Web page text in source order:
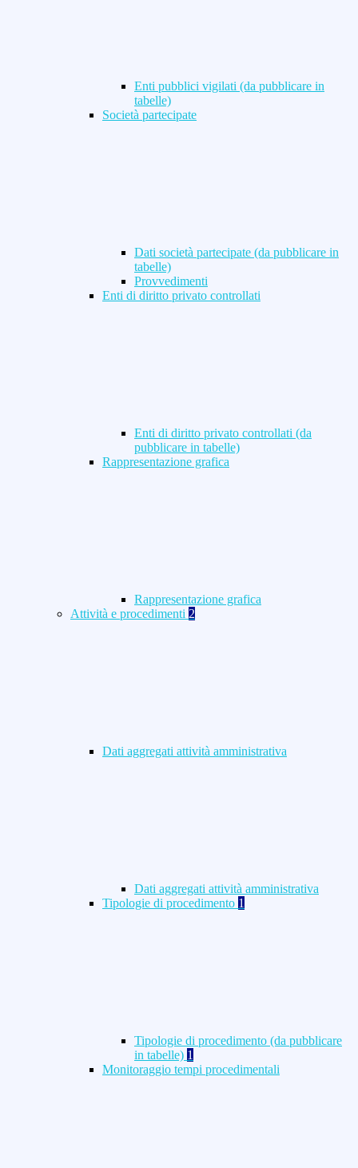
Enti pubblici vigilati (da pubblicare in
tabelle)
Società partecipate
Dati società partecipate (da pubblicare in
tabelle)
Provvedimenti
Enti di diritto privato controllati
Enti di diritto privato controllati (da
pubblicare in tabelle)
Rappresentazione grafica
Rappresentazione grafica
Attività e procedimenti 2
Dati aggregati attività amministrativa
Dati aggregati attività amministrativa
Tipologie di procedimento 1
Tipologie di procedimento (da pubblicare
in tabelle) 1
Monitoraggio tempi procedimentali